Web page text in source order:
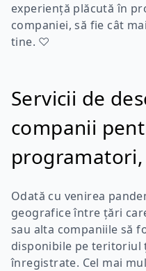
experiență plăcută în
companiei, să fie cât
tine. ♡
Servicii de
companii
Odată cu venirea
geografice între țări
sau alta companiile să
disponibile pe teritoriul
înregistrate. Cel mai